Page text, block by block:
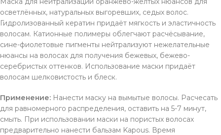
осветлённых, натуральных выгоревших, седых волос.
Гидролизованный кератин придаёт мягкость и эластичность
волосам. Катионные полимеры облегчают расчёсывание,
сине-фиолетовые пигменты нейтрализуют нежелательные
нюансы на волосах для получения бежевых, бежево-
серебристых оттенков. Использование маски придаёт
волосам шелковистость и блеск.
Применение: Нанести маску на вымытые волосы. Расчесать
для равномерного распределения, оставить на 5-7 минут,
смыть. При использовании маски на пористых волосах
предварительно нанести бальзам Kapous. Время